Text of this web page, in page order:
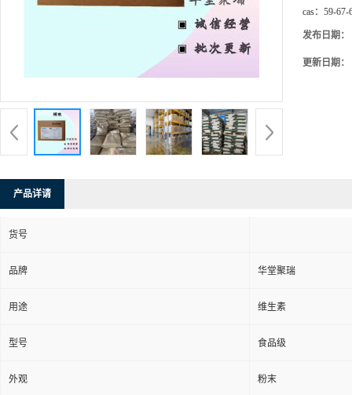
cas： 59-67-
发布日期：
更新日期：
产品详请
货号
品牌 华堂聚瑞
用途 维生素
型号 食品级
外观 粉末